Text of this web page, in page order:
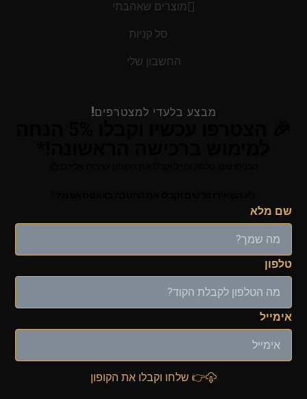
מוצרים שאהבתי
סל קניות
החשבון שלי
מבצע בלעדי למצטרפים!
שם מלא
טלפון
אימייל
👉 שלחו וקבלו את הקופון